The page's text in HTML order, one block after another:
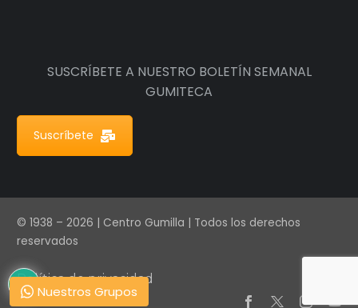
SUSCRÍBETE A NUESTRO BOLETÍN SEMANAL
GUMITECA
Suscríbete
© 1938 – 2026 | Centro Gumilla | Todos los derechos
reservados
Política de privacidad
Nuestros Grupos